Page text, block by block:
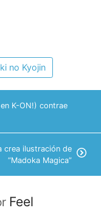
no Kyojin
K-ON!) contrae
crea ilustración de
“Madoka Magica”
Feel